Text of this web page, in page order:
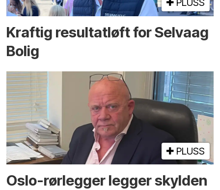
PLUSS
Kraftig resultatløft for Selvaag
Bolig
PLUSS
Oslo-rørlegger legger skylden